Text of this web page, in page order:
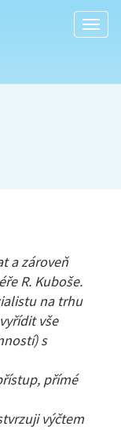
a zároveň
R. Kuboše.
na trhu
vše
s
přímé
výčtem